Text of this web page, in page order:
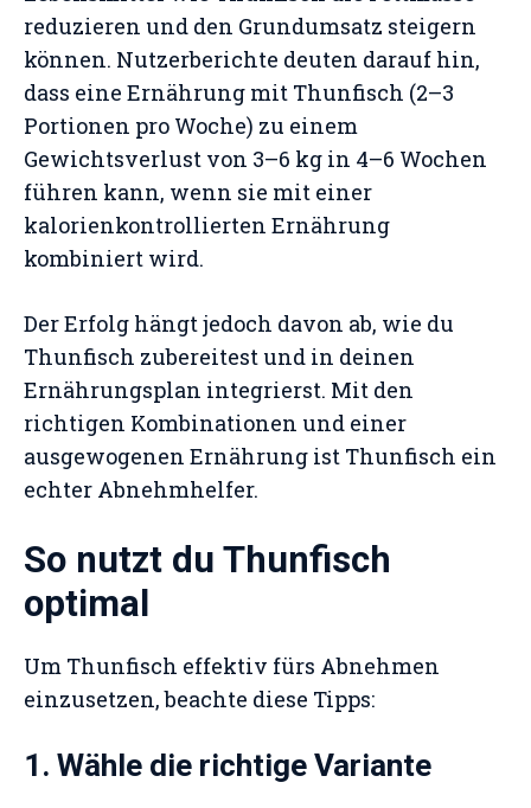
reduzieren und den Grundumsatz steigern
können. Nutzerberichte deuten darauf hin,
dass eine Ernährung mit Thunfisch (2–3
Portionen pro Woche) zu einem
Gewichtsverlust von 3–6 kg in 4–6 Wochen
führen kann, wenn sie mit einer
kalorienkontrollierten Ernährung
kombiniert wird.
Der Erfolg hängt jedoch davon ab, wie du
Thunfisch zubereitest und in deinen
Ernährungsplan integrierst. Mit den
richtigen Kombinationen und einer
ausgewogenen Ernährung ist Thunfisch ein
echter Abnehmhelfer.
So nutzt du Thunfisch
optimal
Um Thunfisch effektiv fürs Abnehmen
einzusetzen, beachte diese Tipps:
1. Wähle die richtige Variante